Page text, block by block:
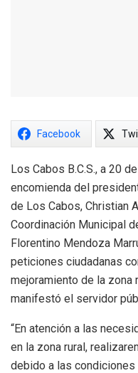
Facebook
Los Cabos B.C.S., a 20
encomienda del
de Los Cabos, Christian
Coordinación Municipal
Florentino Mendoza
peticiones ciudadanas
mejoramiento de la zona
manifestó el servidor
“En atención a las
en la zona rural,
debido a las